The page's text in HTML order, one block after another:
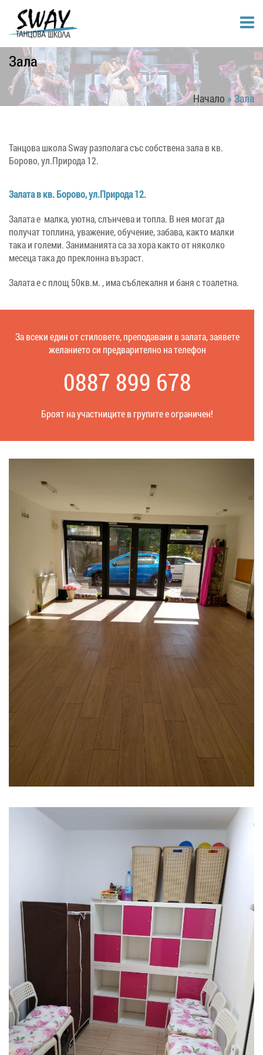
Зала
Начало » Зала
Танцова школа Sway разполага със собствена зала в кв.
Борово, ул.Природа 12.
Залата в кв. Борово, ул.Природа 12.
Залата е малка, уютна, слънчева и топла. В нея могат да
получат топлина, уважение, обучение, забава, както малки
така и големи. Заниманията са за хора както от няколко
месеца така до преклонна възраст.
Залата е с площ 50кв.м. , има съблекалня и баня с тоалетна.
За всеки един от стилoвете, преподавани в залата, заявете
желанието си предварително на телефон
0887 899 678
Броят на участниците в групите е ограничен!